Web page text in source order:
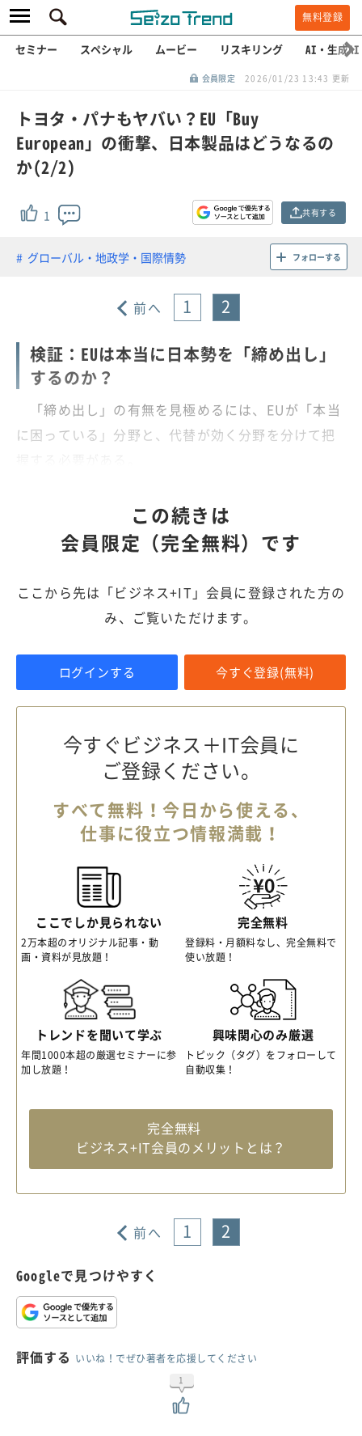
無料登録
セミナー スペシャル ムービー リスキリング AI・生成AI
会員限定 2026/01/23 13:43 更新
トヨタ・パナもヤバい？EU「Buy
European」の衝撃、日本製品はどうなるの
か(2/2)
1 共有する
グローバル・地政学・国際情勢 フォローする
前へ 1 2
検証：EUは本当に日本勢を「締め出し」
するのか？
「締め出し」の有無を見極めるには、EUが「本当
に困っている」分野と、代替が効く分野を分けて把
この続きは
会員限定（完全無料）です
ここから先は「ビジネス+IT」会員に登録された方の
み、ご覧いただけます。
ログインする 今すぐ登録(無料)
今すぐビジネス＋IT会員に
ご登録ください。
すべて無料！今日から使える、
仕事に役立つ情報満載！
ここでしか見られない
2万本超のオリジナル記事・動
画・資料が見放題！
完全無料
登録料・月額料なし、完全無料で
使い放題！
トレンドを聞いて学ぶ
年間1000本超の厳選セミナーに参
加し放題！
興味関心のみ厳選
トピック（タグ）をフォローして
自動収集！
完全無料
ビジネス+IT会員のメリットとは？
前へ 1 2
Googleで見つけやすく
評価する いいね！でぜひ著者を応援してください
1